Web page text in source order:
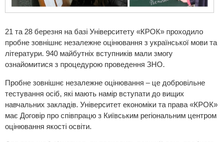
21 та 28 березня на базі Університету «КРОК» проходило
пробне зовнішнє незалежне оцінювання з української мови та
літератури. 940 майбутніх вступників мали змогу
ознайомитися з процедурою проведення ЗНО.
Пробне зовнішнє незалежне оцінювання – це добровільне
тестування осіб, які мають намір вступати до вищих
навчальних закладів. Університет економіки та права «КРОК»
має Договір про співпрацю з Київським регіональним центром
оцінювання якості освіти.